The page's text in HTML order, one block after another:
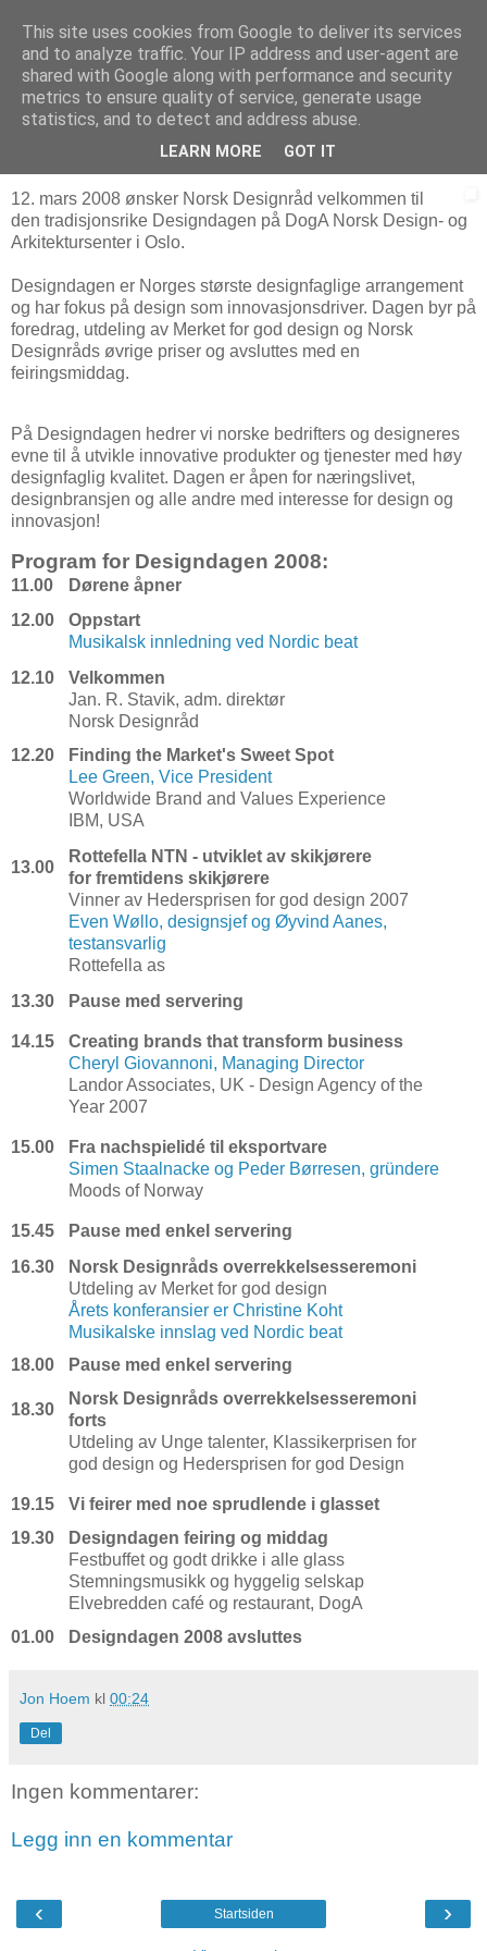
Arkitektur & Miljøteknologi
29 februar 2008
Designdagen 2008
12. mars 2008 ønsker Norsk Designråd velkommen til
den tradisjonsrike Designdagen på DogA Norsk Design- og
Arkitektursenter i Oslo.
Designdagen er Norges største designfaglige arrangement
og har fokus på design som innovasjonsdriver. Dagen byr på
foredrag, utdeling av Merket for god design og Norsk
Designråds øvrige priser og avsluttes med en
feiringsmiddag.
På Designdagen hedrer vi norske bedrifters og designeres
evne til å utvikle innovative produkter og tjenester med høy
designfaglig kvalitet. Dagen er åpen for næringslivet,
designbransjen og alle andre med interesse for design og
innovasjon!
Program for Designdagen 2008:
11.00
Dørene åpner
12.00
Oppstart
Musikalsk innledning ved Nordic beat
12.10
Velkommen
Jan. R. Stavik, adm. direktør
Norsk Designråd
12.20
Finding the Market's Sweet Spot
Lee Green, Vice President
Worldwide Brand and Values Experience
IBM, USA
13.00
Rottefella NTN - utviklet av skikjørere
for fremtidens skikjørere
Vinner av Hedersprisen for god design 2007
Even Wøllo, designsjef og Øyvind Aanes,
testansvarlig
Rottefella as
13.30
Pause med servering
14.15
Creating brands that transform business
Cheryl Giovannoni, Managing Director
Landor Associates, UK - Design Agency of the
Year 2007
15.00
Fra nachspielidé til eksportvare
Simen Staalnacke og Peder Børresen, gründere
Moods of Norway
15.45
Pause med enkel servering
16.30
Norsk Designråds overrekkelsesseremoni
Utdeling av Merket for god design
Årets konferansier er Christine Koht
Musikalske innslag ved Nordic beat
18.00
Pause med enkel servering
18.30
Norsk Designråds overrekkelsesseremoni
forts
Utdeling av Unge talenter, Klassikerprisen for
god design og Hedersprisen for god Design
19.15
Vi feirer med noe sprudlende i glasset
19.30
Designdagen feiring og middag
Festbuffet og godt drikke i alle glass
Stemningsmusikk og hyggelig selskap
Elvebredden café og restaurant, DogA
01.00
Designdagen 2008 avsluttes
Jon Hoem kl 00:24
Del
Ingen kommentarer:
Legg inn en kommentar
‹ ›
Startsiden
This site uses cookies from Google to deliver its services
and to analyze traffic. Your IP address and user-agent are
shared with Google along with performance and security
metrics to ensure quality of service, generate usage
statistics, and to detect and address abuse.
LEARN MORE GOT IT